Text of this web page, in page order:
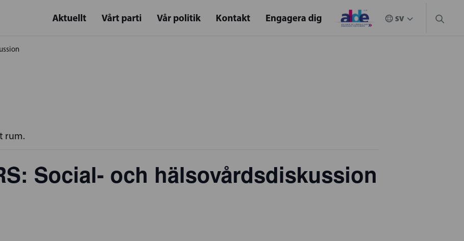
Aktuellt Vårt parti Vår politik Kontakt Engagera dig
rum.
Social- och hälsovårdsdiskussion